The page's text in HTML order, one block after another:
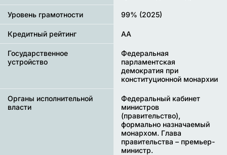
Уровень грамотности 99% (2025)
Кредитный рейтинг AA
Государственное
устройство
Федеральная
парламентская
демократия при
конституционной монархии
Органы исполнительной
власти
Федеральный кабинет
министров
(правительство),
формально назначаемый
монархом. Глава
правительства – премьер-
министр.